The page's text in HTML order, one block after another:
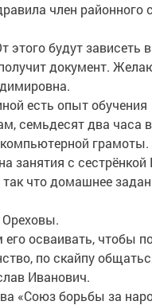
член районного
этого будут зависеть
документ.
есть опыт обучения
семьдесят два часа
грамоты.
занятия с сестрёнкой
что домашнее
Ореховы.
осваивать, чтобы
по скайпу
Иванович.
«Союз борьбы за